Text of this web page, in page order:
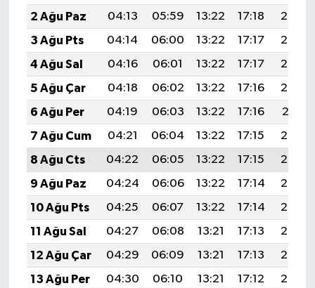
2 Ağu Paz
04:13 05:59 13:22 17:18
20:36
3 Ağu Pts
04:14 06:00 13:22 17:17
20:35
4 Ağu Sal
04:16 06:01 13:22 17:17
20:34
5 Ağu Çar
04:18 06:02 13:22 17:16
20:32
6 Ağu Per
04:19 06:03 13:22 17:16
20:31
7 Ağu Cum
04:21 06:04 13:22 17:15
20:30
8 Ağu Cts
04:22 06:05 13:22 17:15
20:29
9 Ağu Paz
04:24 06:06 13:22 17:14
20:27
10 Ağu Pts
04:25 06:07 13:22 17:14
20:26
11 Ağu Sal
04:27 06:08 13:21 17:13
20:25
12 Ağu Çar
04:29 06:09 13:21 17:13
20:23
13 Ağu Per
04:30 06:10 13:21 17:12
20:22